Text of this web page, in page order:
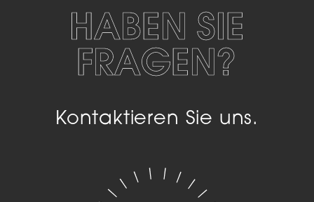
HABEN SIE
FRAGEN?
Kontaktieren Sie uns.